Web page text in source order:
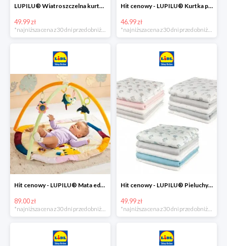
LUPILU® Wiatroszczelna kurtka dziecięca softshell, 1 sztuka
49.99 zł
Hit cenowy - LUPILU® Kurtka przeciwdeszczowa dziewczęca, 1 sztuka
46.99 zł
Hit cenowy - LUPILU® Mata edukacyjna dla niemowląt, 1 sztuka
89.00 zł
*najniższa cena z 30 dni przed obniżką
Hit cenowy - LUPILU® Pieluchy tetrowe 80x80 cm, z biobawełny, 5 sztuk
49.99 zł
*najniższa cena z 30 dni przed obniżką